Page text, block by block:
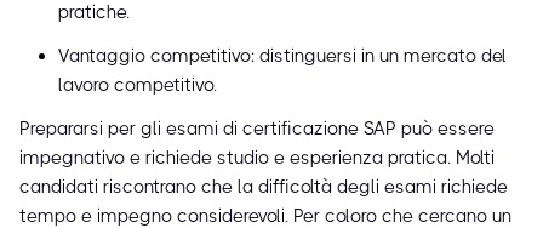
pratiche.
Vantaggio competitivo: distinguersi in un mercato del
lavoro competitivo.
Prepararsi per gli esami di certificazione SAP può essere
impegnativo e richiede studio e esperienza pratica. Molti
candidati riscontrano che la difficoltà degli esami richiede
tempo e impegno considerevoli. Per coloro che cercano un